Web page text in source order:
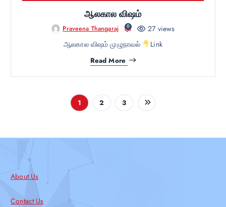
ஆலகால விஷம்
Praveena Thangaraj 0
27 views
ஆலகால விஷம் முழுநாவல்
Link
Read More
1 2 3
About Us
Contact Us